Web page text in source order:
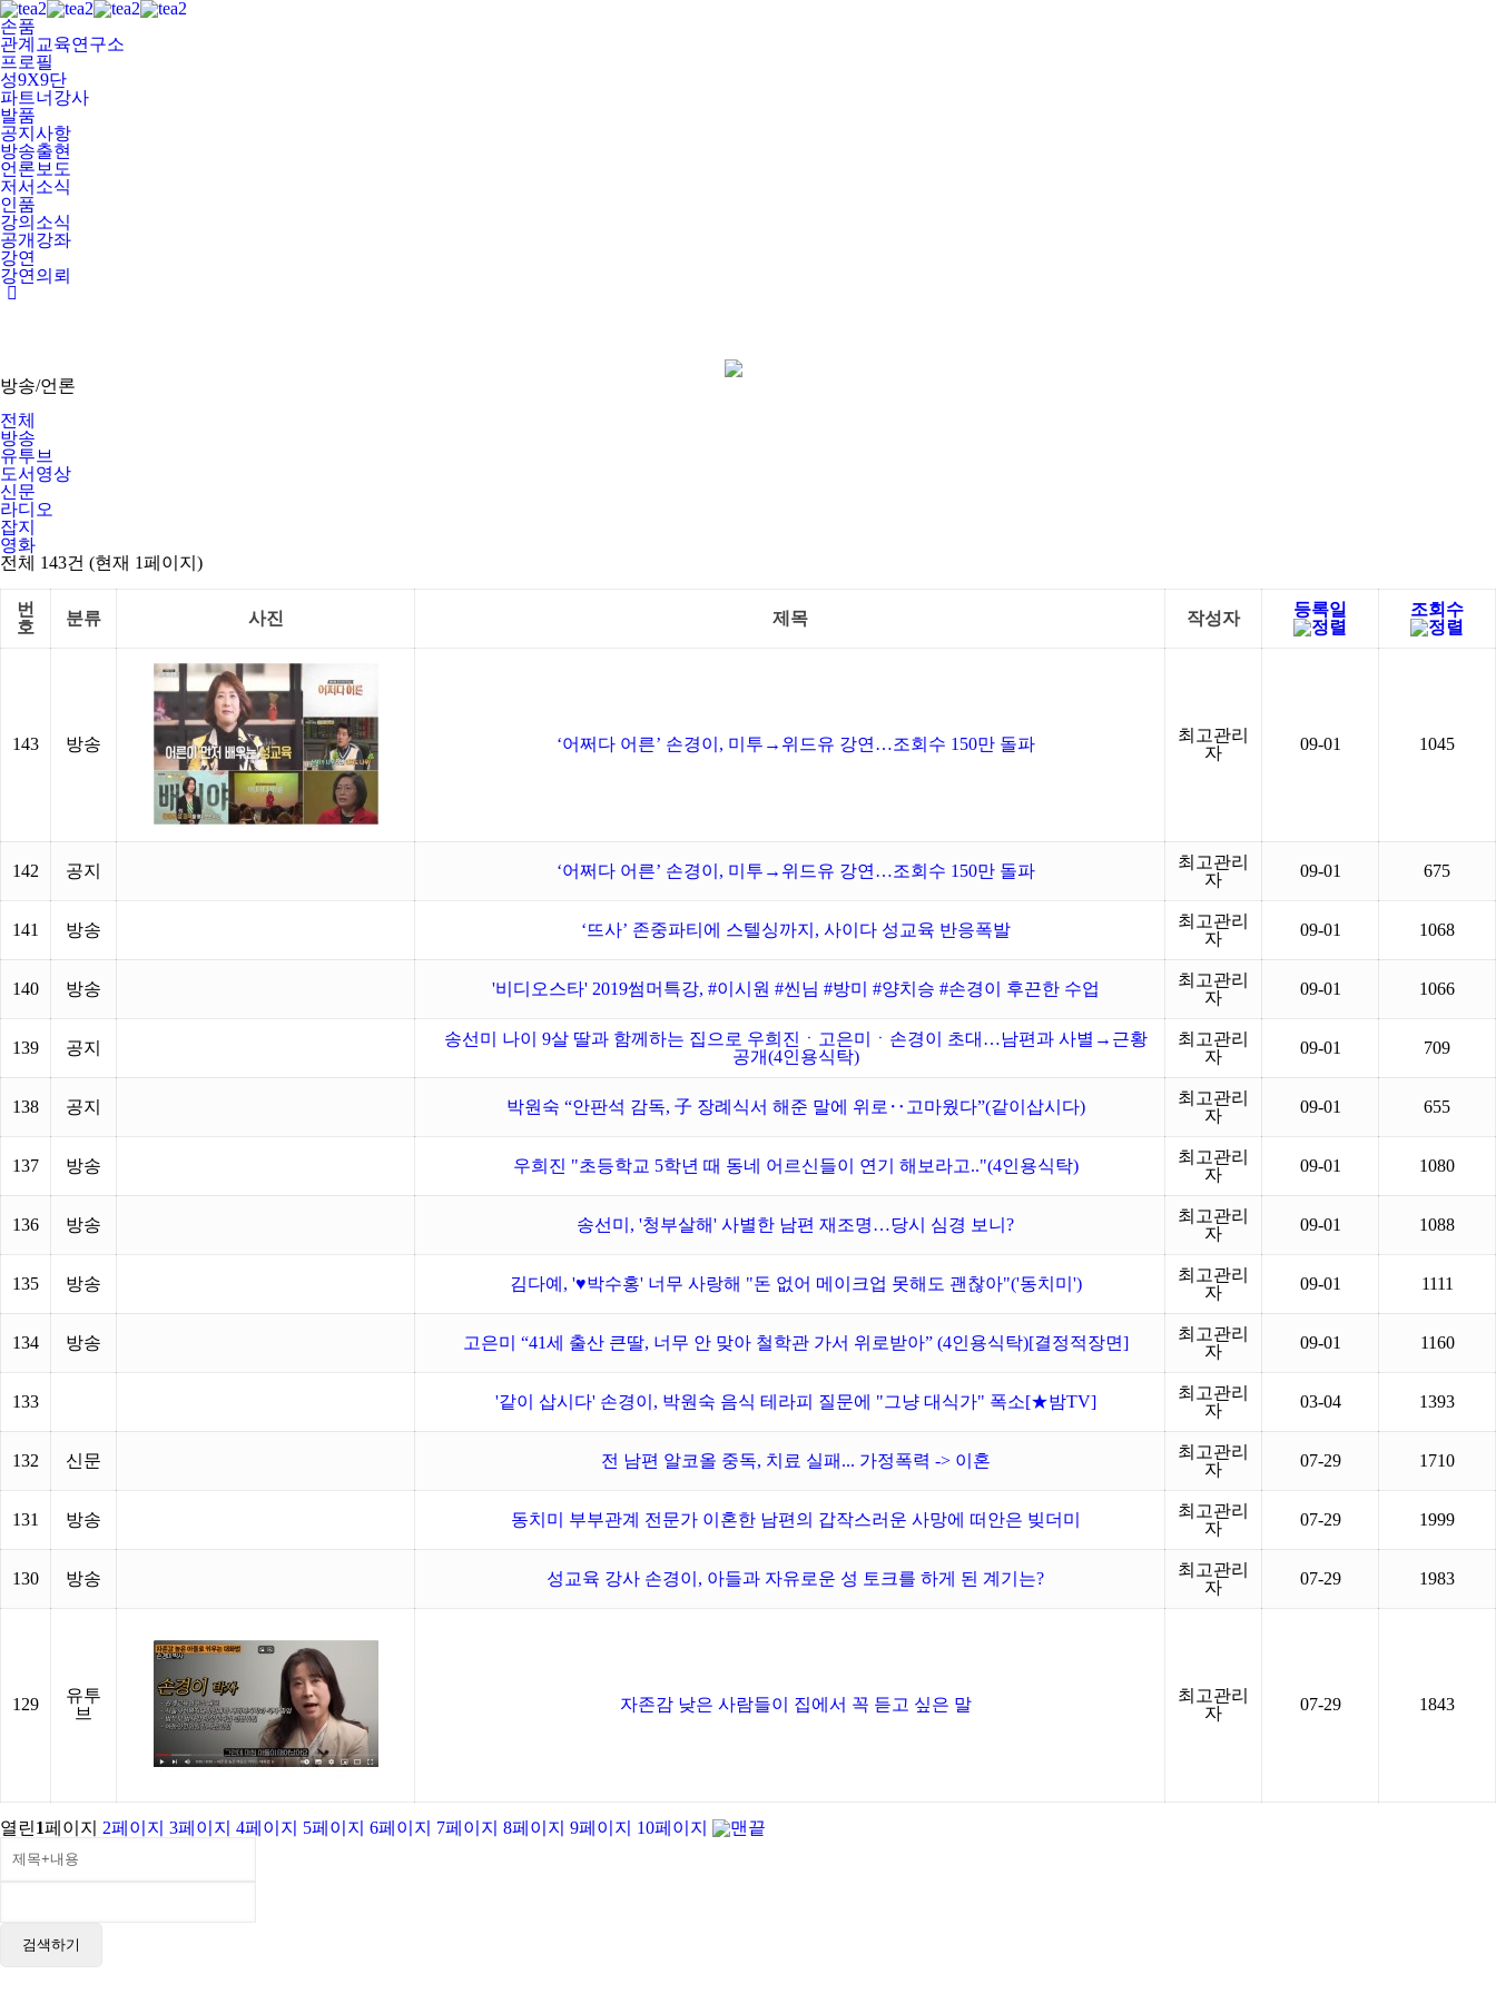
손품
관계교육연구소
프로필
성9X9단
파트너강사
발품
공지사항
방송출현
언론보도
저서소식
인품
강의소식
공개강좌
강연
강연의뢰
방송/언론
전체
방송
유투브
도서영상
신문
라디오
잡지
영화
전체 143건 (현재 1페이지)
번
호
분류 사진 제목 작성자 등록일 조회수
143 방송 ‘어쩌다 어른’ 손경이, 미투→위드유 강연…조회수 150만 돌파
최고관리
자
09-01 1045
142 공지 ‘어쩌다 어른’ 손경이, 미투→위드유 강연…조회수 150만 돌파
최고관리
자
09-01 675
141 방송 ‘뜨사’ 존중파티에 스텔싱까지, 사이다 성교육 반응폭발
최고관리
자
09-01 1068
140 방송 '비디오스타' 2019썸머특강, #이시원 #씬님 #방미 #양치승 #손경이 후끈한 수업
최고관리
자
09-01 1066
139 공지
송선미 나이 9살 딸과 함께하는 집으로 우희진ㆍ고은미ㆍ손경이 초대…남편과 사별→근황
공개(4인용식탁)
최고관리
자
09-01 709
138 공지 박원숙 “안판석 감독, 子 장례식서 해준 말에 위로‥고마웠다”(같이삽시다)
최고관리
자
09-01 655
137 방송 우희진 "초등학교 5학년 때 동네 어르신들이 연기 해보라고.."(4인용식탁)
최고관리
자
09-01 1080
136 방송 송선미, '청부살해' 사별한 남편 재조명…당시 심경 보니?
최고관리
자
09-01 1088
135 방송 김다예, '♥박수홍' 너무 사랑해 "돈 없어 메이크업 못해도 괜찮아"('동치미')
최고관리
자
09-01 1111
134 방송 고은미 “41세 출산 큰딸, 너무 안 맞아 철학관 가서 위로받아” (4인용식탁)[결정적장면]
최고관리
자
09-01 1160
133 '같이 삽시다' 손경이, 박원숙 음식 테라피 질문에 "그냥 대식가" 폭소[★밤TV]
최고관리
자
03-04 1393
132 신문 전 남편 알코올 중독, 치료 실패... 가정폭력 -> 이혼
최고관리
자
07-29 1710
131 방송 동치미 부부관계 전문가 이혼한 남편의 갑작스러운 사망에 떠안은 빚더미
최고관리
자
07-29 1999
130 방송 성교육 강사 손경이, 아들과 자유로운 성 토크를 하게 된 계기는?
최고관리
자
07-29 1983
129
유투
브
자존감 낮은 사람들이 집에서 꼭 듣고 싶은 말
최고관리
자
07-29 1843
열린1페이지 2페이지 3페이지 4페이지 5페이지 6페이지 7페이지 8페이지 9페이지 10페이지
검색하기